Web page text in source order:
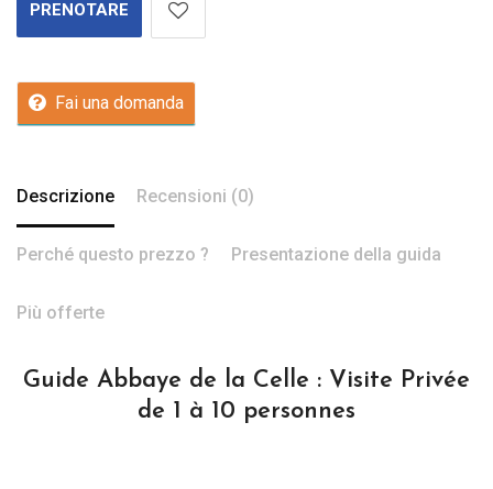
PRENOTARE
Fai una domanda
Descrizione Recensioni (0)
Perché questo prezzo ? Presentazione della guida
Più offerte
Guide Abbaye de la Celle : Visite Privée
de 1 à 10 personnes